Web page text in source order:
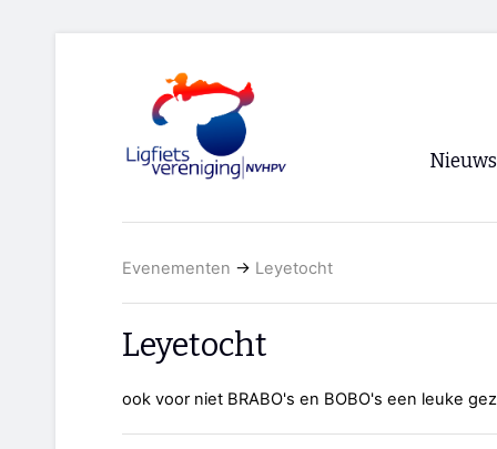
Nieuws
Evenementen → Leyetocht
Leyetocht
ook voor niet BRABO's en BOBO's een leuke